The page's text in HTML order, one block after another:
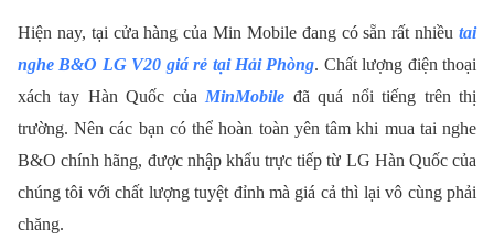
Hiện nay, tại cửa hàng của Min Mobile đang có sẵn rất nhiều tai
nghe B&O LG V20 giá rẻ tại Hải Phòng. Chất lượng điện thoại
xách tay Hàn Quốc của MinMobile đã quá nổi tiếng trên thị
trường. Nên các bạn có thể hoàn toàn yên tâm khi mua tai nghe
B&O chính hãng, được nhập khẩu trực tiếp từ LG Hàn Quốc của
chúng tôi với chất lượng tuyệt đỉnh mà giá cả thì lại vô cùng phải
chăng.